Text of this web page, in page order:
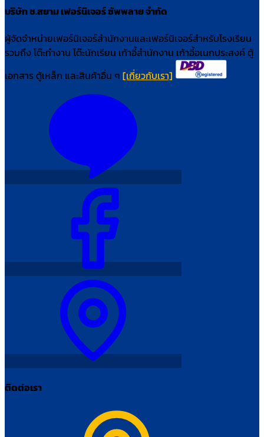
บริษัท ช.สยาม เฟอร์นิเจอร์ ซัพพลาย จำกัด
ผู้จัดจำหน่ายเฟอร์นิเจอร์สำนักงานและเฟอร์นิเจอร์สำหรับโรงเรียน
รวมถึง โต๊ะทำงาน โต๊ะนักเรียน เก้าอี้สำนักงาน เก้าอี้อเนกประสงค์ ตู้
เอกสาร ตู้เหล็ก และสินค้าอื่น ๆ [เกี่ยวกับเรา]
ติดต่อเรา